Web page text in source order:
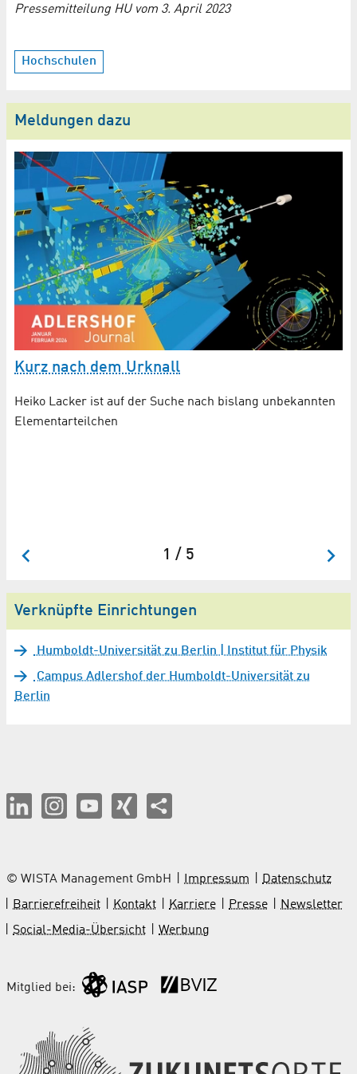
Pressemitteilung HU vom 3. April 2023
Hochschulen
Meldungen dazu
Kurz nach dem Urknall
Heiko Lacker ist auf der Suche nach bislang unbekannten
Elementarteilchen
1 / 5
Verknüpfte Einrichtungen
Humboldt-Universität zu Berlin | Institut für Physik
Campus Adlershof der Humboldt-Universität zu
Berlin
© WISTA Management GmbH Impressum
Datenschutz
Barrierefreiheit
Kontakt Karriere Presse
Newsletter
Social-Media-Übersicht
Werbung
Mitglied bei: